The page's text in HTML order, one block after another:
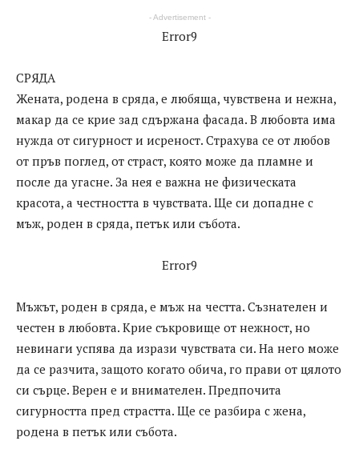
- Advertisement -
Error9
СРЯДА
Жената, родена в сряда, е любяща, чувствена и нежна,
макар да се крие зад сдържана фасада. В любовта има
нужда от сигурност и исреност. Страхува се от любов
от пръв поглед, от страст, която може да пламне и
после да угасне. За нея е важна не физическата
красота, а честността в чувствата. Ще си допадне с
мъж, роден в сряда, петък или събота.
Error9
Мъжът, роден в сряда, е мъж на честта. Съзнателен и
честен в любовта. Крие съкровище от нежност, но
невинаги успява да изрази чувствата си. На него може
да се разчита, защото когато обича, го прави от цялото
си сърце. Верен е и внимателен. Предпочита
сигурността пред страстта. Ще се разбира с жена,
родена в петък или събота.